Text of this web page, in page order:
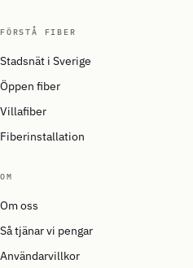
FÖRSTÅ FIBER
Stadsnät i Sverige
Öppen fiber
Villafiber
Fiberinstallation
OM
Om oss
Så tjänar vi pengar
Användarvillkor